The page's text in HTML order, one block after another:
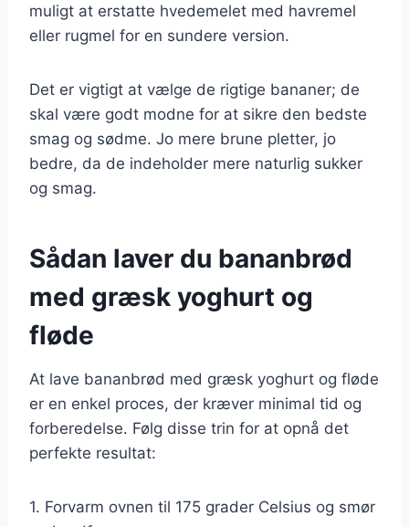
muligt at erstatte hvedemelet med havremel
eller rugmel for en sundere version.
Det er vigtigt at vælge de rigtige bananer; de
skal være godt modne for at sikre den bedste
smag og sødme. Jo mere brune pletter, jo
bedre, da de indeholder mere naturlig sukker
og smag.
Sådan laver du bananbrød
med græsk yoghurt og
fløde
At lave bananbrød med græsk yoghurt og fløde
er en enkel proces, der kræver minimal tid og
forberedelse. Følg disse trin for at opnå det
perfekte resultat:
1. Forvarm ovnen til 175 grader Celsius og smør